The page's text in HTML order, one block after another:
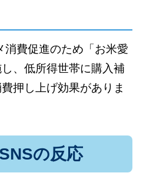
費促進のため「お米愛
、低所得世帯に購入補
押し上げ効果がありま
の反応